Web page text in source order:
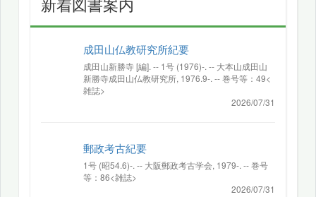
成田山仏教研究所紀要
成田山新勝寺 [編]. -- 1号 (1976)-. -- 大本山成田山
新勝寺成田山仏教研究所, 1976.9-. -- 巻号等：49<
雑誌>
2026/07/31
郵政考古紀要
1号 (昭54.6)-. -- 大阪郵政考古学会, 1979-. -- 巻号
等：86<雑誌>
2026/07/31